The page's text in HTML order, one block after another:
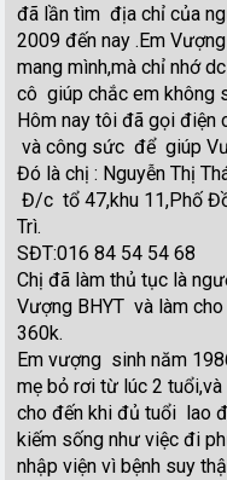
đã lần tìm địa chỉ của
2009 đến nay .Em
mang mình,mà chỉ nhớ
cô giúp chắc em không
Hôm nay tôi đã gọi điện
và công sức để giúp
Đó là chị : Nguyễn Thị
Đ/c tổ 47,khu 11,Phố
Trì.
SĐT:016 84 54 54 68
Chị đã làm thủ tục là
Vượng BHYT và làm
360k.
Em vượng sinh năm
mẹ bỏ rơi từ lúc 2
cho đến khi đủ tuổi lao
kiếm sống như việc đi
nhập viện vì bệnh suy